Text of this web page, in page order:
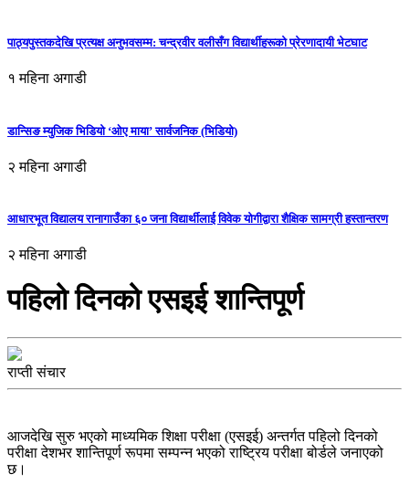
पाठ्यपुस्तकदेखि प्रत्यक्ष अनुभवसम्म: चन्द्रवीर वलीसँग विद्यार्थीहरूको प्रेरणादायी भेटघाट
१ महिना अगाडी
डान्सिङ म्युजिक भिडियो ‘ओए माया’ सार्वजनिक (भिडियो)
२ महिना अगाडी
आधारभूत विद्यालय रानागाउँका ६० जना विद्यार्थीलाई विवेक योगीद्वारा शैक्षिक सामग्री हस्तान्तरण
२ महिना अगाडी
पहिलो दिनको एसइई शान्तिपूर्ण
राप्ती संचार
आजदेखि सुरु भएको माध्यमिक शिक्षा परीक्षा (एसइई) अन्तर्गत पहिलो दिनको
परीक्षा देशभर शान्तिपूर्ण रूपमा सम्पन्न भएको राष्ट्रिय परीक्षा बोर्डले जनाएको
छ।